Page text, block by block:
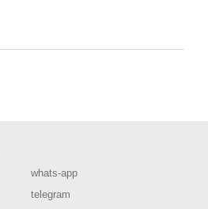
whats-app
telegram